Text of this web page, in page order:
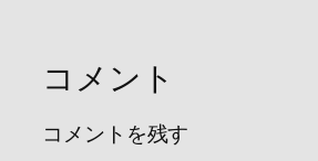
コメント
コメントを残す